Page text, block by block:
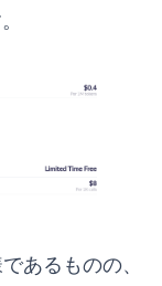
あるものの、